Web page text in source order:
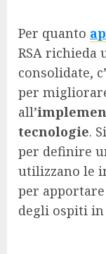
Per quanto
RSA richieda
consolidate,
per
all’
tecnologie.
per definire
utilizzano le
per
degli ospiti